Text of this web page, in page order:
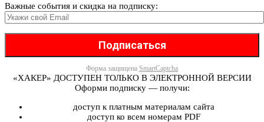
Важные события и скидка на подписку:
Форма защищена SmartCaptcha
«ХАКЕР» ДОСТУПЕН ТОЛЬКО В ЭЛЕКТРОННОЙ ВЕРСИИ
Оформи подписку — получи:
доступ к платным материалам сайта
доступ ко всем номерам PDF